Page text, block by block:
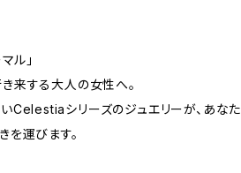
ル」
来する大人の女性へ。
Celestiaシリーズのジュエリーが、あなた
を運びます。